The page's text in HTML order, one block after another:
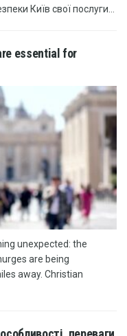
Київ свої послуги...
essential for
unexpected: the
are being
away. Christian